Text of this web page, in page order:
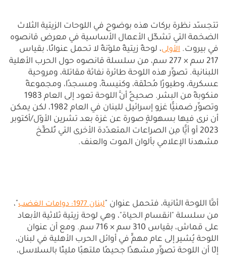
تتجسّد نظرة بركات هذه بوضوحٍ في اللوحات الزيتية الثلاث
الضخمة التي تشكّل الأعمال الأساسية في معرض قانصوه
في بيروت. الأولى، لوحةٌ زيتيةٌ ملوّنةٌ لا تحمل عنوانًا، بقياس
217 سم × 277 سم، من سلسلة قانصوه حول الحرب الأهلية
اللبنانية. تصوِّر هذه اللوحة طائرة نفاثة مقاتلة، ومروحية
عسكرية، وطيورًا مُحلّقة، وكنيسةً، ومسجدًا، ومجموعةً
منكوبةً من البشر. صحيحٌ أنَّ اللوحة تعود إلى العام 1983
وتصوِّر ضمنيًّا غزو إسرائيل للبنان في العام 1982، لكن يمكن
أن نرى فيها بسهولةٍ صورة عن غزة بعد تشرين الأوّل/أكتوبر
2023 أو أيًّا مِن الصراعات المتعدّدة الأخرى التي تُلطِّخ
مشهدنا الإعلامي بألوان الموت والعنف.
أمَّا اللوحة الثانية، فتحمل عنوان "لبنان 1977: دوامات الغضب
"،
من سلسلة "انقسام الحياة"، وهي لوحة زيتية ثلاثية الأبعاد
على قماش، بقياس 310 سم × 716 سم. ومع أن عنوان
اللوحة يُشير إلى عام مهمٍّ في أوائل الحرب الأهلية في لبنان،
إلّا أن اللوحة تصوِّر مشهدًا جحيمًا ملتهبًا مليئًا بالسلاسل،